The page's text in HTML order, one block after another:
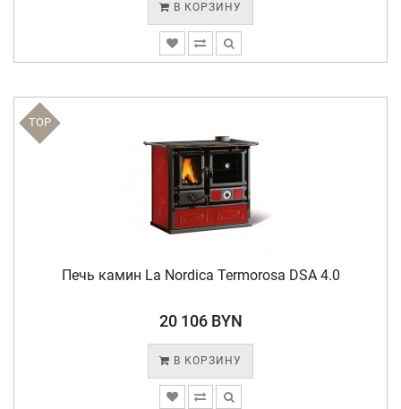
В КОРЗИНУ
TOP
Печь камин La Nordica Termorosa DSA 4.0
20 106 BYN
В КОРЗИНУ